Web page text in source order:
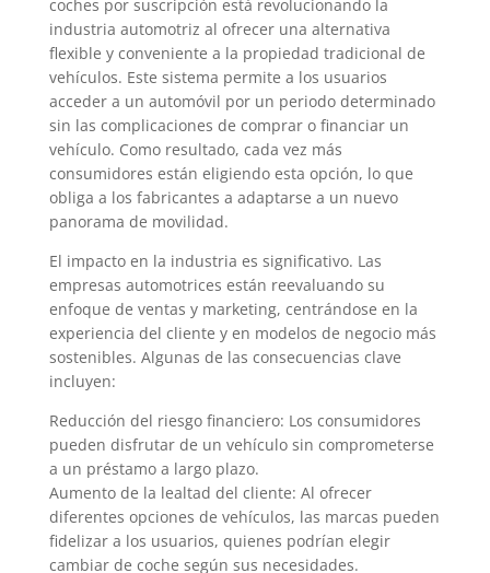
coches por suscripción está revolucionando la
industria automotriz al ofrecer una alternativa
flexible y conveniente a la propiedad tradicional de
vehículos. Este sistema permite a los usuarios
acceder a un automóvil por un periodo determinado
sin las complicaciones de comprar o financiar un
vehículo. Como resultado, cada vez más
consumidores están eligiendo esta opción, lo que
obliga a los fabricantes a adaptarse a un nuevo
panorama de movilidad.
El impacto en la industria es significativo. Las
empresas automotrices están reevaluando su
enfoque de ventas y marketing, centrándose en la
experiencia del cliente y en modelos de negocio más
sostenibles. Algunas de las consecuencias clave
incluyen:
Reducción del riesgo financiero: Los consumidores
pueden disfrutar de un vehículo sin comprometerse
a un préstamo a largo plazo.
Aumento de la lealtad del cliente: Al ofrecer
diferentes opciones de vehículos, las marcas pueden
fidelizar a los usuarios, quienes podrían elegir
cambiar de coche según sus necesidades.